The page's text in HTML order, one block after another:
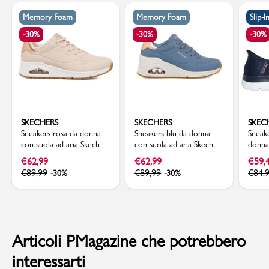
Memory Foam
-30%
SKECHERS
Sneakers rosa da donna
con suola ad aria Skechers
Uno - Shimmer Away
€62,99
€89,99 -30%
Memory Foam
-30%
SKECHERS
Sneakers blu da donna
con suola ad aria Skechers
Uno Wedge
€62,99
€89,99 -30%
Slip-
-30%
Slip-
€
€
Articoli PMagazine che potrebbero
interessarti